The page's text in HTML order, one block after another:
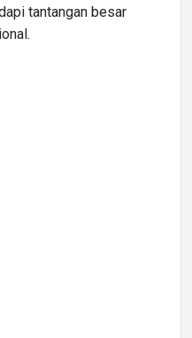
tantangan besar